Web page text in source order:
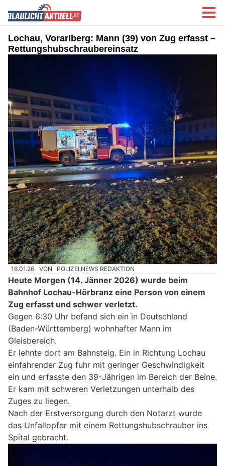
Lochau, Vorarlberg: Mann (39) von Zug erfasst –
Rettungshubschraubereinsatz
16.01.26 VON POLIZEI.NEWS REDAKTION
Heute Morgen (14. Jänner 2026) wurde beim
Bahnhof Lochau-Hörbranz eine Person von einem
Zug erfasst und schwer verletzt.
Gegen 6:30 Uhr befand sich ein in Deutschland
(Baden-Württemberg) wohnhafter Mann im
Gleisbereich.
Er lehnte dort am Bahnsteig. Ein in Richtung Lochau
einfahrender Zug fuhr mit geringer Geschwindigkeit
ein und erfasste den 39-Jährigen im Bereich der Beine.
Er kam mit schweren Verletzungen unterhalb des
Zuges zu liegen.
Nach der Erstversorgung durch den Notarzt wurde
das Unfallopfer mit einem Rettungshubschrauber ins
Spital gebracht.